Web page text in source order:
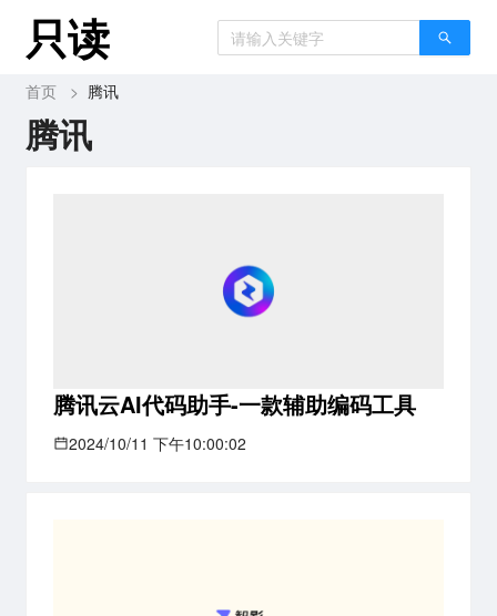
只读
首页 > 腾讯
腾讯
腾讯云AI代码助手-一款辅助编码工具
2024/10/11 下午10:00:02